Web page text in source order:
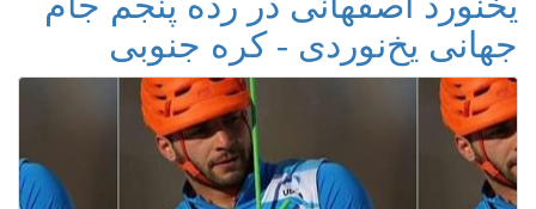
جهانی یخ‌نوردی - کره جنوبی